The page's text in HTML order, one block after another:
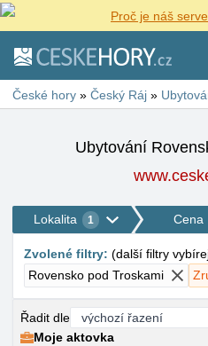
Proč je náš
České hory » Český Ráj »
Ubytování
Lokalita 1 Cena
Zvolené filtry: (další filtry
Rovensko pod Troskami
Řadit dle
Moje aktovka